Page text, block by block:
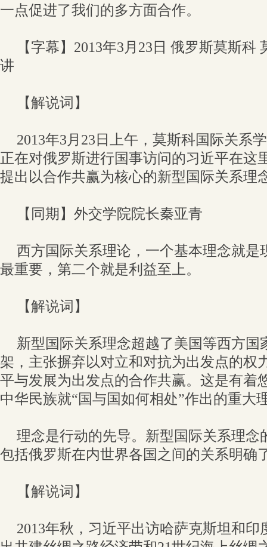
一点促进了我们的多方面合作。
【字幕】2013年3月23日 俄罗斯莫斯
讲
【解说词】
2013年3月23日上午，莫斯科国际关系
正在对俄罗斯进行国事访问的习近平在这
提出以合作共赢为核心的新型国际关系理
【同期】外交学院院长秦亚青
西方国际关系理论，一个基本理念就是
最重要，第二个就是利益至上。
【解说词】
新型国际关系理念超越了美国等西方国
架，主张摒弃以对立和对抗为出发点的权
平与发展为出发点的合作共赢。这是有着
中华民族就“国与国如何相处”作出的重大
理念是行动的先导。新型国际关系理念
包括俄罗斯在内世界各国之间的关系明确
【解说词】
2013年秋，习近平出访哈萨克斯坦和